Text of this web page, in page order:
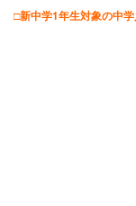
□新中学1年生対象の中